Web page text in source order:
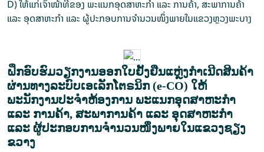
D) ໃຫ້ແກ່ເຈົ້າໜ້າທີ່ຂອງ ພະແນກອຸດສາຫະກຳ ແລະ ການຄ້າ, ສະພາການຄ້າ
ແລະ ອຸດສາຫະກຳ ແລະ ຜູ້ປະກອບການຈຳນວນໜຶ່ງພາຍໃນແຂວງຫຼວງພະບາງ
ຝຶກອົບຮົມວຽກງານອອກໃບຢັ້ງຢືນແຫຼ່ງກໍາເນີດສິນຄ້າ
ຜ່ານທາງລະບົບເອເລັກໂຕຣນິກ (e-CO) ໃຫ້
ພະນັກງານປະຈໍາຫ້ອງການ ພະແນກອຸດສາຫະກຳ
ແລະ ການຄ້າ, ສະພາການຄ້າ ແລະ ອຸດສາຫະກຳ
ແລະ ຜູ້ປະກອບການຈຳນວນໜຶ່ງພາຍໃນແຂວງຊຽງ
ຂວາງ